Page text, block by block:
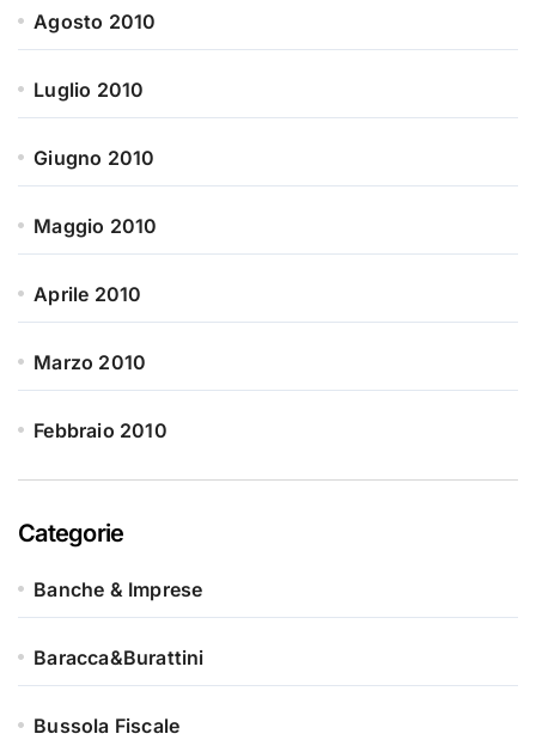
Agosto 2010
Luglio 2010
Giugno 2010
Maggio 2010
Aprile 2010
Marzo 2010
Febbraio 2010
Categorie
Banche & Imprese
Baracca&Burattini
Bussola Fiscale